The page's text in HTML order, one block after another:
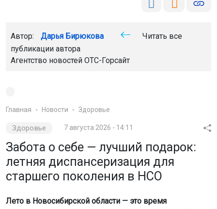
Автор: Дарья Бирюкова
Читать все
публикации автора
Агентство новостей ОТС-Горсайт
Главная Новости Здоровье
Здоровье 7 августа 2026 - 14:11
Забота о себе — лучший подарок:
летняя диспансеризация для
старшего поколения в НСО
Лето в Новосибирской области — это время